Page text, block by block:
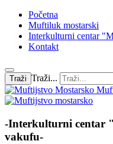
Početna
Muftiluk mostarski
Interkulturni centar
Kontakt
Traži Traži...
-Interkulturni centar
vakufu-